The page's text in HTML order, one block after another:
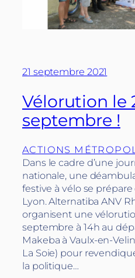
21 septembre 2021
Vélorution le
septembre !
ACTIONS
Dans le cadre d’une
nationale, une
festive à vélo se
Lyon. Alternatiba ANV
organisent une
septembre à 14h au
Makeba à Vaulx-en-
La Soie) pour
la politique…